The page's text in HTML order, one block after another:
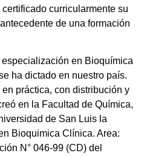
curricularmente su
de una formación
en Bioquímica
ha dictado en nuestro país.
práctica, con distribución y
en la Facultad de Química,
de San Luis la
Bioquimica Clínica. Area:
N° 046-99 (CD) del